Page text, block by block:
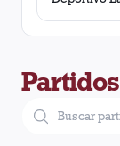
Central
Partidos